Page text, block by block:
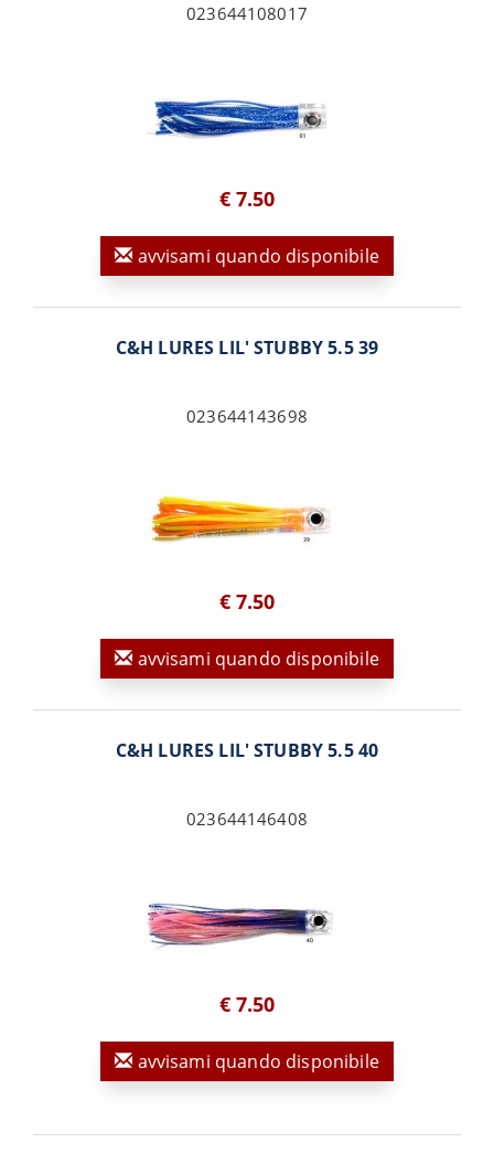
023644108017
€ 7.50
avvisami quando disponibile
C&H LURES LIL' STUBBY 5.5 39
023644143698
€ 7.50
avvisami quando disponibile
C&H LURES LIL' STUBBY 5.5 40
023644146408
€ 7.50
avvisami quando disponibile